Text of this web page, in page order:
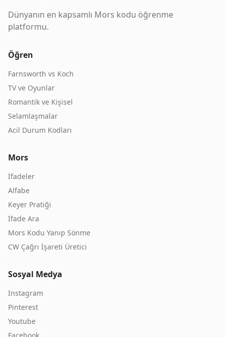
Dünyanın en kapsamlı Mors kodu öğrenme
platformu.
Öğren
Farnsworth vs Koch
TV ve Oyunlar
Romantik ve Kişisel
Selamlaşmalar
Acil Durum Kodları
Mors
İfadeler
Alfabe
Keyer Pratiği
İfade Ara
Mors Kodu Yanıp Sönme
CW Çağrı İşareti Üretici
Sosyal Medya
Instagram
Pinterest
Youtube